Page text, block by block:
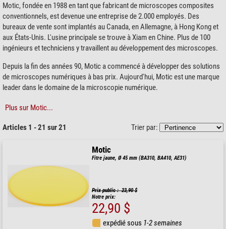
Motic, fondée en 1988 en tant que fabricant de microscopes composites
conventionnels, est devenue une entreprise de 2.000 employés. Des
bureaux de vente sont implantés au Canada, en Allemagne, à Hong Kong et
aux États-Unis. L'usine principale se trouve à Xiam en Chine. Plus de 100
ingénieurs et techniciens y travaillent au développement des microscopes.
Depuis la fin des années 90, Motic a commencé à développer des solutions
de microscopes numériques à bas prix. Aujourd'hui, Motic est une marque
leader dans le domaine de la microscopie numérique.
Plus sur Motic...
Articles 1 - 21 sur 21 Trier par:
Motic
Fitre jaune, Ø 45 mm (BA310, BA410, AE31)
Prix public : 23,90 $
Notre prix:
22,90 $
expédié sous 1-2 semaines